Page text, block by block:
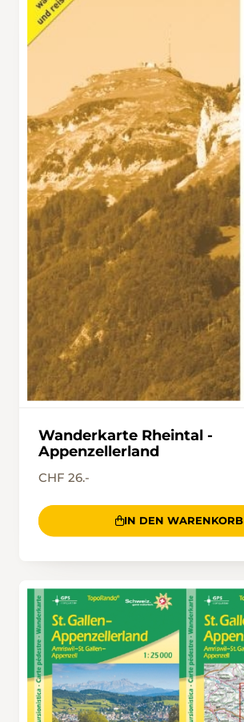
Wanderkarte Rheintal -
Appenzellerland
CHF 26.-
IN DEN WARENKORB